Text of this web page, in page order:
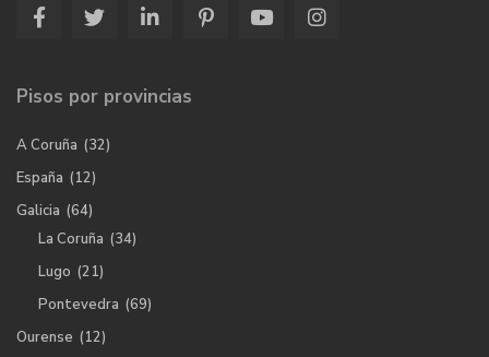
Pisos por provincias
A Coruña (32)
España (12)
Galicia (64)
La Coruña (34)
Lugo (21)
Pontevedra (69)
Ourense (12)